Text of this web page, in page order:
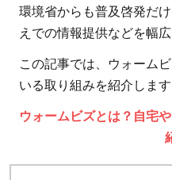
環境省からも普及啓発だ
えでの情報提供などを幅
この記事では、ウォーム
いる取り組みを紹介します
ウォームビズとは？自宅